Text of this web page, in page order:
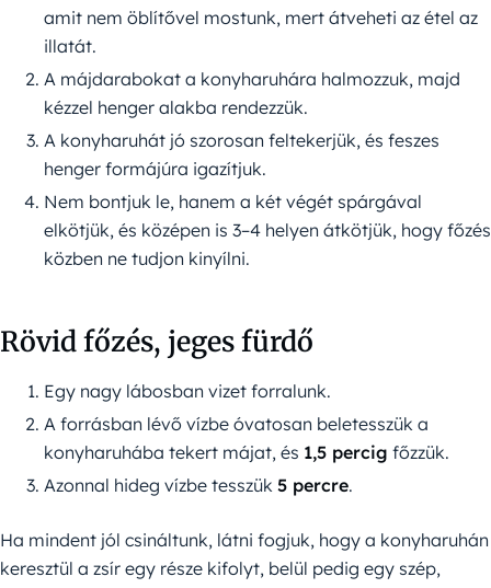
amit nem öblítővel mostunk, mert átveheti az étel az
illatát.
A májdarabokat a konyharuhára halmozzuk, majd
kézzel henger alakba rendezzük.
A konyharuhát jó szorosan feltekerjük, és feszes
henger formájúra igazítjuk.
Nem bontjuk le, hanem a két végét spárgával
elkötjük, és középen is 3–4 helyen átkötjük, hogy főzés
közben ne tudjon kinyílni.
Rövid főzés, jeges fürdő
Egy nagy lábosban vizet forralunk.
A forrásban lévő vízbe óvatosan beletesszük a
konyharuhába tekert májat, és 1,5 percig főzzük.
Azonnal hideg vízbe tesszük 5 percre.
Ha mindent jól csináltunk, látni fogjuk, hogy a konyharuhán
keresztül a zsír egy része kifolyt, belül pedig egy szép,